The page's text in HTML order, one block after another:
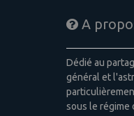
A
Dédié au
général et
sous le régime